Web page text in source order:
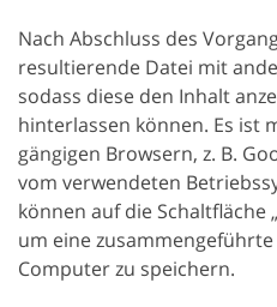
Nach Abschluss des
resultierende Datei mit
sodass diese den Inhalt
hinterlassen können. Es ist
gängigen Browsern, z. B.
vom verwendeten
können auf die Schaltfläche
um eine
Computer zu speichern.